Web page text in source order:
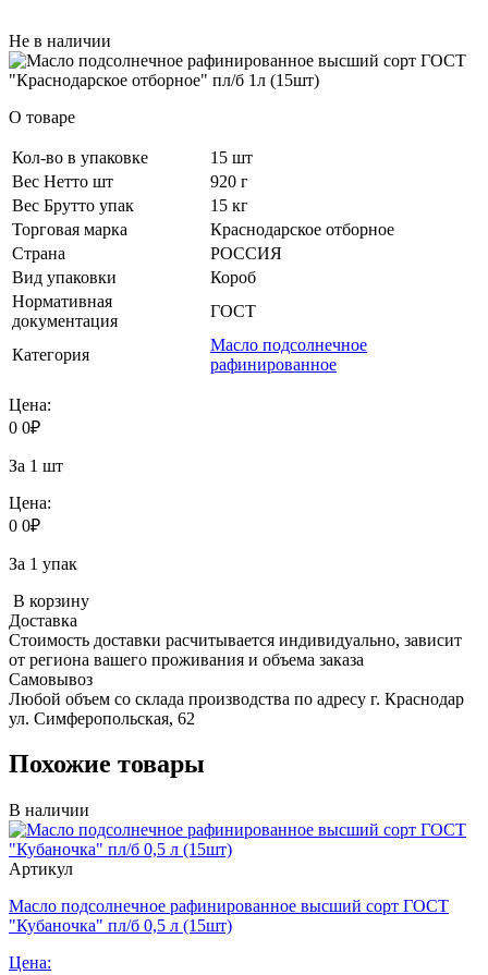
Не в наличии
О товаре
Кол-во в упаковке
15 шт
Вес Нетто шт
920 г
Вес Брутто упак
15 кг
Торговая марка
Краснодарское отборное
Страна
РОССИЯ
Вид упаковки
Короб
Нормативная
документация
ГОСТ
Категория
Масло подсолнечное
рафинированное
Цена:
0 0₽
За 1 шт
Цена:
0 0₽
За 1 упак
В корзину
Доставка
Стоимость доставки расчитывается индивидуально, зависит
от региона вашего проживания и объема заказа
Самовывоз
Любой объем со склада производства по адресу г. Краснодар
ул. Симферопольская, 62
Похожие товары
В наличии
Артикул
Масло подсолнечное рафинированное высший сорт ГОСТ
"Кубаночка" пл/б 0,5 л (15шт)
Цена: